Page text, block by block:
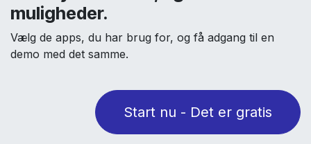
muligheder.
Vælg de apps, du har brug for, og få adgang til en
demo med det samme.
Start nu - Det er gratis